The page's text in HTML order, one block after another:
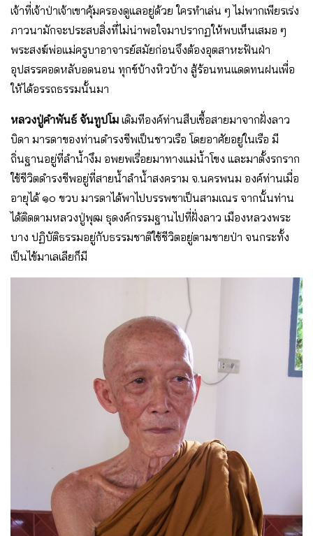
เจ้าที่เจ้าป่าเจ้าเขาคุ้มครองดูแลอยู่ด้วย ใครทำเล่น ๆ ไม่พากเพียรเร่ง
ภาวนามักจะประสบสิ่งที่ไม่น่าพอใจมาปรากฏให้พบเห็นเสมอ ๆ
พระสงฆ์พ่อแม่ครูบาอาจารย์สมัยก่อนจึงต้องอุตสาหะฟันฝ่า
อุปสรรคอดหลับอดนอน ทุกข์บ้างหิวบ้าง สู้ร้อนทนแดดทนฝนเพื่อ
ให้ได้อรรถธรรมนั้นมา
หลวงปู่คำพันธ์ จันทูปโม เดิมทีองค์ท่านสืบเชื้อสายมาจากฝั่งลาว
บิดา มารดาของท่านดำรงชีพเป็นชาวเรือ โดยอาศัยอยู่ในเรือ มี
ถิ่นฐานอยู่ที่ลำน้ำงึม อพยพเรื่อยมาทางแม่น้ำโขง และมาตั้งรกราก
ใช้ชีวิตดำรงชีพอยู่ที่สายน้ำลำน้ำสงคราม จ.นครพนม องค์ท่านเมื่อ
อายุได้ ๑๐ ขวบ มารดาได้พาไปบรรพชาเป็นสามเณร จากนั้นท่าน
ได้ติดตามหลวงปู่พุฒ ธุดงค์กรรมฐานไปที่ฝั่งลาว เมืองหลวงพระ
บาง ปฏิบัติธรรมอยู่กับธรรมชาติใช้ชีวิตอยู่ตามชายป่า จนกระทั้ง
เป็นไข้มาเลเลียก็มี